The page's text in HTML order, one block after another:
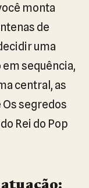
monta
de
uma
sequência,
central, as
Os segredos
Rei do Pop